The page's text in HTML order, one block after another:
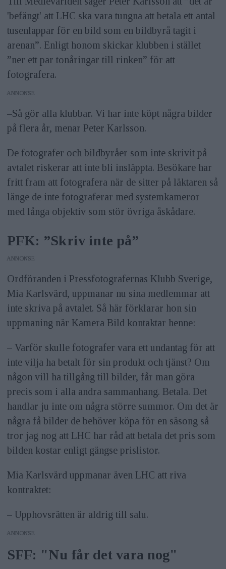
'befängt' att LHC ska vara tungna att betala ett antal
tusenlappar för en bild som en bildbyrå tagit i
arenan”. Enligt honom skickar klubben i stället
”ner ett par tonåringar till rinken” för att
fotografera.
ANNONS
–Så gör alla klubbar. Vi har inte köpt några bilder
på flera år, menar Peter Karlsson.
De fotografer och bildbyråer som inte skrivit på
avtalet riskerar att inte bli insläppta. Besökare har
fritt fram att fotografera när de sitter på läktaren så
länge de inte fotograferar med systemkameror
med långa objektiv som stör övriga åskådare.
PFK: ”Skriv inte på”
ANNONS
Ordföranden i Pressfotografernas Klubb Sverige,
Mia Karlsvärd, uppmanar nu sina medlemmar att
inte skriva på avtalet. Så här förklarar hon sin
uppmaning när Kamera Bild kontaktar henne:
– Varför skulle fotografer vara ett undantag för att
inte vilja ha betalt för sin produkt och tjänst? Om
någon vill ha tillgång till bilder, får man göra
precis som i alla andra sammanhang. Betala. Det
handlar ju inte om några större summor. Om det är
några få bilder de behöver köpa för en säsong så
tror jag nog att LHC har råd att betala det pris som
bilden kostar enligt gängse prislistor.
Mia Karlsvärd uppmanar även LHC att riva
kontraktet:
– Upphovsrätten är aldrig till salu.
ANNONS
SFF: "Nu får det vara nog"